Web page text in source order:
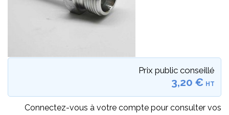
Prix public conseillé
3,20 € HT
Connectez-vous à votre compte pour consulter vos